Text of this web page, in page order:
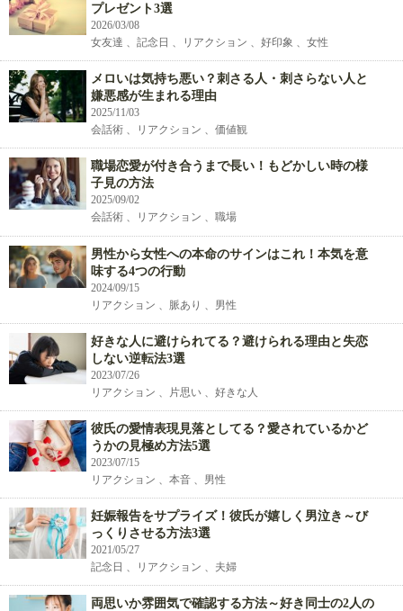
プレゼント3選
2026/03/08
女友達 、記念日 、リアクション 、好印象 、女性
メロいは気持ち悪い？刺さる人・刺さらない人と
嫌悪感が生まれる理由
2025/11/03
会話術 、リアクション 、価値観
職場恋愛が付き合うまで長い！もどかしい時の様
子見の方法
2025/09/02
会話術 、リアクション 、職場
男性から女性への本命のサインはこれ！本気を意
味する4つの行動
2024/09/15
リアクション 、脈あり 、男性
好きな人に避けられてる？避けられる理由と失恋
しない逆転法3選
2023/07/26
リアクション 、片思い 、好きな人
彼氏の愛情表現見落としてる？愛されているかど
うかの見極め方法5選
2023/07/15
リアクション 、本音 、男性
妊娠報告をサプライズ！彼氏が嬉しく男泣き～び
っくりさせる方法3選
2021/05/27
記念日 、リアクション 、夫婦
両思いか雰囲気で確認する方法～好き同士の2人の